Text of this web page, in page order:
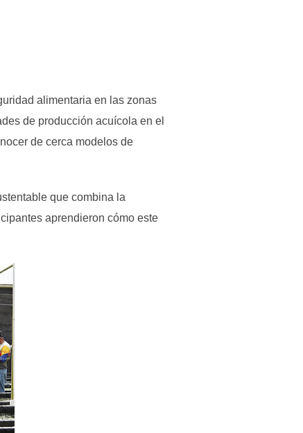
alimentaria en las zonas
de producción acuícola en el
de cerca modelos de
que combina la
aprendieron cómo este